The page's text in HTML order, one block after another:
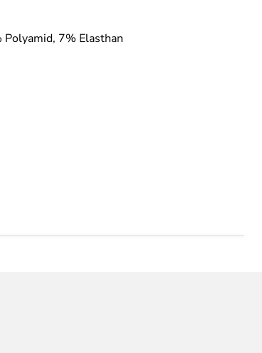
7% Elasthan